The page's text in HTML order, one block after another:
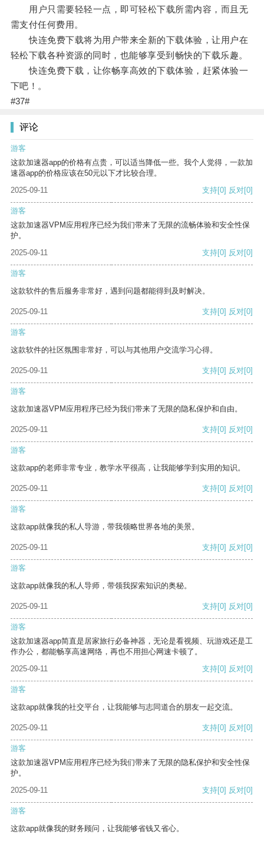
用户只需要轻轻一点，即可轻松下载所需内容，而且无
需支付任何费用。
快连免费下载将为用户带来全新的下载体验，让用户在
轻松下载各种资源的同时，也能够享受到畅快的下载乐趣。
快连免费下载，让你畅享高效的下载体验，赶紧体验一
下吧！。
#37#
评论
游客
这款加速器app的价格有点贵，可以适当降低一些。我个人觉得，一款加
速器app的价格应该在50元以下才比较合理。
2025-09-11
支持[0] 反对[0]
游客
这款加速器VPM应用程序已经为我们带来了无限的流畅体验和安全性保
护。
2025-09-11
支持[0] 反对[0]
游客
这款软件的售后服务非常好，遇到问题都能得到及时解决。
2025-09-11 支持[0] 反对[0]
游客
这款软件的社区氛围非常好，可以与其他用户交流学习心得。
2025-09-11 支持[0] 反对[0]
游客
这款加速器VPM应用程序已经为我们带来了无限的隐私保护和自由。
2025-09-11 支持[0] 反对[0]
游客
这款app的老师非常专业，教学水平很高，让我能够学到实用的知识。
2025-09-11 支持[0] 反对[0]
游客
这款app就像我的私人导游，带我领略世界各地的美景。
2025-09-11 支持[0] 反对[0]
游客
这款app就像我的私人导师，带领我探索知识的奥秘。
2025-09-11 支持[0] 反对[0]
游客
这款加速器app简直是居家旅行必备神器，无论是看视频、玩游戏还是工
作办公，都能畅享高速网络，再也不用担心网速卡顿了。
2025-09-11
支持[0] 反对[0]
游客
这款app就像我的社交平台，让我能够与志同道合的朋友一起交流。
2025-09-11 支持[0] 反对[0]
游客
这款加速器VPM应用程序已经为我们带来了无限的隐私保护和安全性保
护。
2025-09-11
支持[0] 反对[0]
游客
这款app就像我的财务顾问，让我能够省钱又省心。